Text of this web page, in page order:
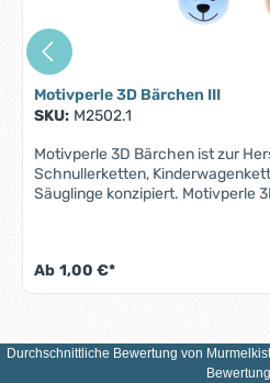
Motivperle 3D Bärchen III
SKU: M2502.1
Motivperle 3D Bärchen ist zur
Schnullerketten,
Säuglinge konzipiert. Motivperle
unbedenklich.Eigenschaften
Material: AhornholzFarbe: siehe
VERSCHLUCKBARER
Ab 1,00 €*
Durchschnittliche Bewertung von